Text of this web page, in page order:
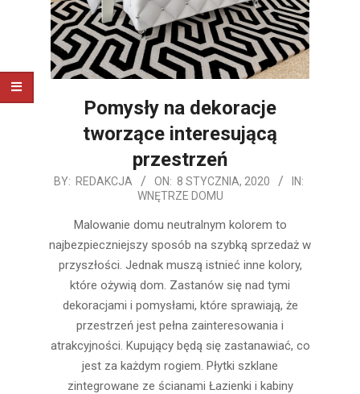
Pomysły na dekoracje
tworzące interesującą
przestrzeń
2020-
BY: REDAKCJA ON: 8 STYCZNIA, 2020
IN:
WNĘTRZE DOMU
Malowanie domu neutralnym kolorem to
najbezpieczniejszy sposób na szybką sprzedaż w
przyszłości. Jednak muszą istnieć inne kolory,
które ożywią dom. Zastanów się nad tymi
dekoracjami i pomysłami, które sprawiają, że
przestrzeń jest pełna zainteresowania i
atrakcyjności. Kupujący będą się zastanawiać, co
jest za każdym rogiem. Płytki szklane
zintegrowane ze ścianami Łazienki i kabiny